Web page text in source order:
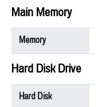
Main Memory
Memory
Hard Disk Drive
Hard Disk